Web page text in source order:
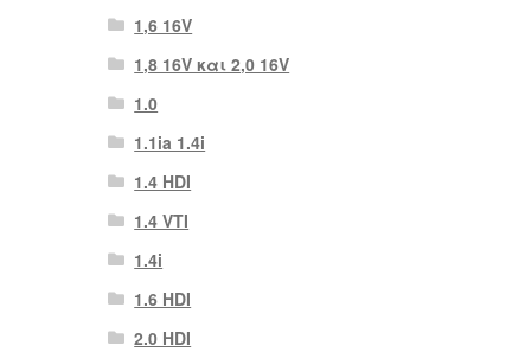
1,6 16V
1,8 16V και 2,0 16V
1.0
1.1ia 1.4i
1.4 HDI
1.4 VTI
1.4i
1.6 HDI
2.0 HDI